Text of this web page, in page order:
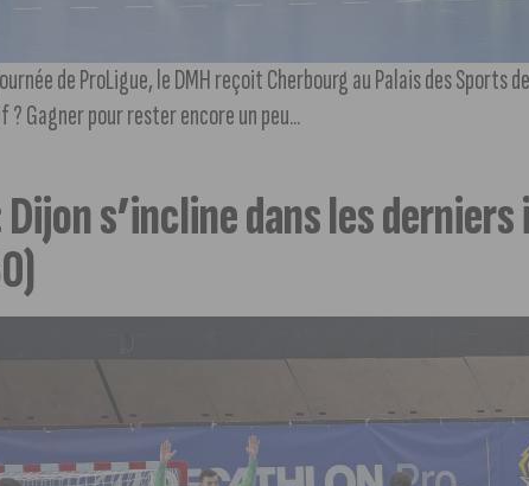
de ProLigue, le DMH reçoit Cherbourg au Palais des Sports
? Gagner pour rester encore un peu...
s’incline dans les